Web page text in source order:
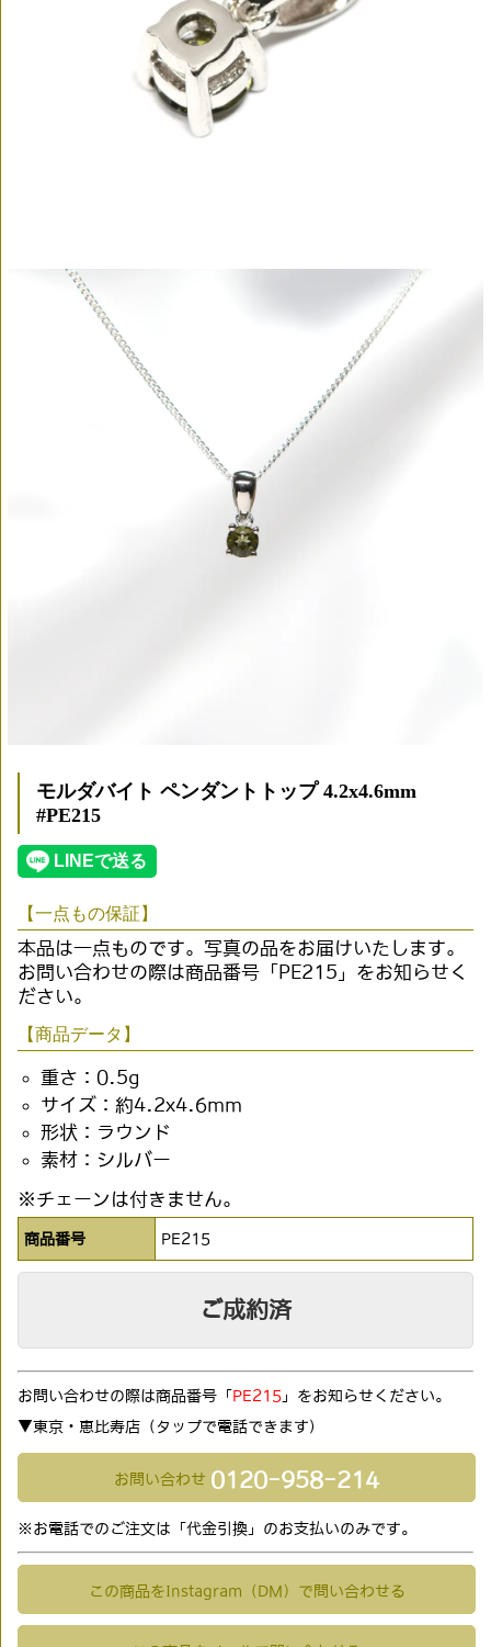
モルダバイト ペンダントトップ 4.2x4.6mm
#PE215
【一点もの保証】
本品は一点ものです。写真の品をお届けいたします。
お問い合わせの際は商品番号「PE215」をお知らせく
ださい。
【商品データ】
重さ：0.5g
サイズ：約4.2x4.6mm
形状：ラウンド
素材：シルバー
※チェーンは付きません。
商品番号 PE215
ご成約済
お問い合わせの際は商品番号「 PE215」をお知らせください。
▼東京・恵比寿店（タップで電話できます)
お問い合わせ 0120-958-214
※お電話でのご注文は「代金引換」のお支払いのみです。
この商品をInstagram（DM）で問い合わせる